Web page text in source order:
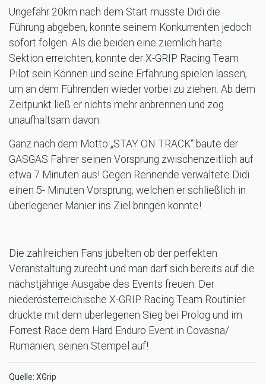
Ungefähr 20km nach dem Start musste Didi die
Führung abgeben, konnte seinem Konkurrenten jedoch
sofort folgen. Als die beiden eine ziemlich harte
Sektion erreichten, konnte der X-GRIP Racing Team
Pilot sein Können und seine Erfahrung spielen lassen,
um an dem Führenden wieder vorbei zu ziehen. Ab dem
Zeitpunkt ließ er nichts mehr anbrennen und zog
unaufhaltsam davon.
Ganz nach dem Motto „STAY ON TRACK“ baute der
GASGAS Fahrer seinen Vorsprung zwischenzeitlich auf
etwa 7 Minuten aus! Gegen Rennende verwaltete Didi
einen 5- Minuten Vorsprung, welchen er schließlich in
überlegener Manier ins Ziel bringen konnte!
Die zahlreichen Fans jubelten ob der perfekten
Veranstaltung zurecht und man darf sich bereits auf die
nächstjährige Ausgabe des Events freuen. Der
niederösterreichische X-GRIP Racing Team Routinier
drückte mit dem überlegenen Sieg bei Prolog und im
Forrest Race dem Hard Enduro Event in Covasna/
Rumänien, seinen Stempel auf!
Quelle: XGrip